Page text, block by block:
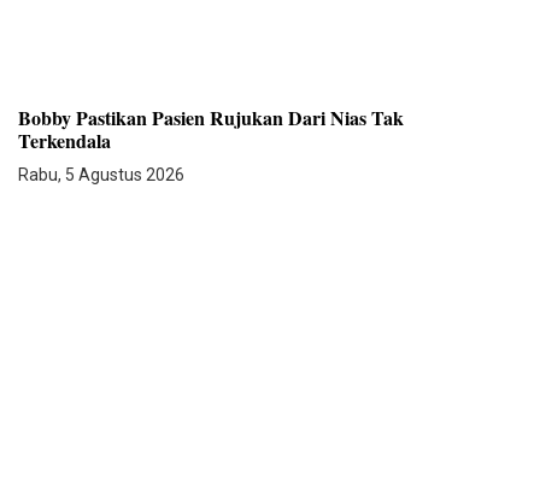
Bobby Pastikan Pasien Rujukan Dari Nias Tak
Terkendala
Rabu, 5 Agustus 2026